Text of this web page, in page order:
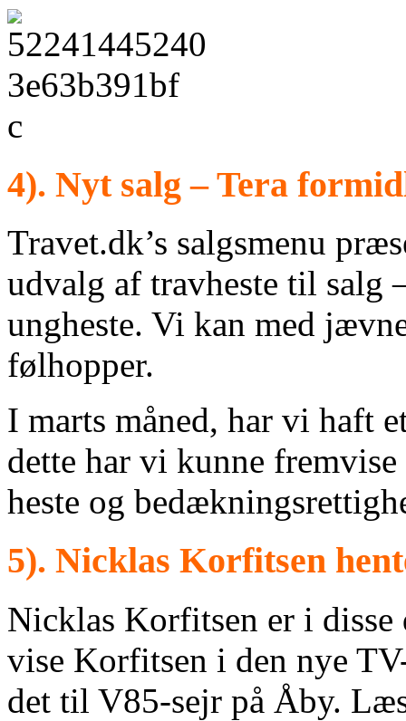
4). Nyt salg – Tera
Travet.dk’s salgsmenu
udvalg af travheste til salg
ungheste. Vi kan med
følhopper.
I marts måned, har vi haft
dette har vi kunne fremvise
heste og
5). Nicklas Korfitsen
Nicklas Korfitsen er i
vise Korfitsen i den nye
det til V85-sejr på Åby.